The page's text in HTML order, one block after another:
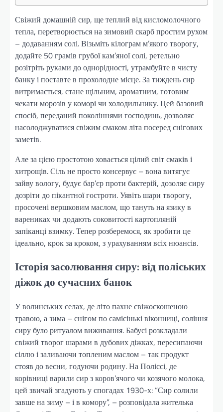
Свіжий домашній сир, ще теплий від кисломолочного
тепла, перетворюється на зимовий скарб простим рухом
– додаванням солі. Візьміть кілограм м’якого творогу,
додайте 50 грамів грубої кам’яної солі, ретельно
розітріть руками до однорідності, утрамбуйте в чисту
банку і поставте в прохолодне місце. За тиждень сир
витримається, стане щільним, ароматним, готовим
чекати морозів у коморі чи холодильнику. Цей базовий
спосіб, переданий поколіннями господинь, дозволяє
насолоджуватися свіжим смаком літа посеред снігових
заметів.
Але за цією простотою ховається цілий світ смаків і
хитрощів. Сіль не просто консервує – вона витягує
зайву вологу, будує бар’єр проти бактерій, дозоляє сиру
дозріти до пікантної гостроти. Уявіть шари творогу,
просочені вершковим маслом, що тануть на язику в
варениках чи додають соковитості картопляній
запіканці взимку. Тепер розберемося, як зробити це
ідеально, крок за кроком, з урахуванням всіх нюансів.
Історія засолювання сиру: від поліських
діжок до сучасних банок
У волинських селах, де літо пахне свіжоскошеною
травою, а зима – снігом по самісінькі віконниці, соління
сиру було ритуалом виживання. Бабусі розкладали
свіжий творог шарами в дубових діжках, пересипаючи
сіллю і заливаючи топленим маслом – так продукт
стояв до весни, годуючи родину. На Поліссі, де
корівниці варили сир з коров’ячого чи козячого молока,
цей звичай згадують у спогадах 1930-х: “Сир солили
завше на зиму – і в комору”, – розповідала жителька